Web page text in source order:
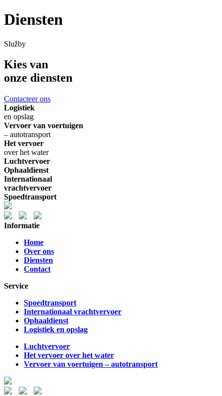
Diensten
Služby
Kies van
onze diensten
Contacteer ons
Logistiek
en opslag
Vervoer van voertuigen
– autotransport
Het vervoer
over het water
Luchtvervoer
Ophaaldienst
Internationaal
vrachtvervoer
Spoedtransport
Informatie
Home
Over ons
Diensten
Contact
Service
Spoedtransport
Internationaal vrachtvervoer
Ophaaldienst
Logistiek en opslag
Luchtvervoer
Het vervoer over het water
Vervoer van voertuigen – autotransport